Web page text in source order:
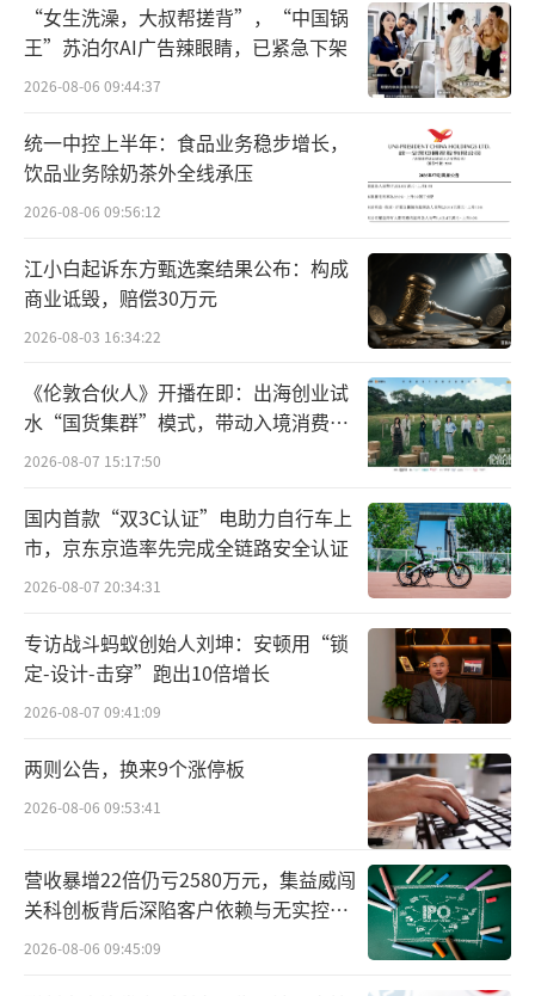
老年人量身打造精准营养配方：添加中式养生
食材，依托高钙高蛋白、0蔗糖的精准营养配
方，并特别添加自研菌株BL-99活性益生菌，满
足银发群体特殊营养需求，成为中老年营养健
康领域的信赖之选。在牧场源头，企业依托全
球水资源压力地图科学选址，推广节水型饲料
种植；在生产环节，打造“零水浪费”智能工
厂，水资源循环利用率高达95%；在数字化管
理层面，构建完整的LCA水足迹评估体系，实现
全链路可视化管控，形成从源头到终端的绿色
闭环。
作为亚洲乳业领军企业，伊利已连续多年
稳居全球乳业五强。伊利欣活低水足迹认证奶
粉的背后，是伊利在水资源管理上的创新实
践，不仅标志着中国乳制品在环保领域的重大
突破，更彰显了伊利构建全产业链低碳体系的
坚定决心。在2050年全产业链碳中和目标的引
“女生洗澡，大叔帮搓背”，“中国锅
王”苏泊尔AI广告辣眼睛，已紧急下架
2026-08-06 09:44:37
统一中控上半年：食品业务稳步增长，
饮品业务除奶茶外全线承压
2026-08-06 09:56:12
江小白起诉东方甄选案结果公布：构成
商业诋毁，赔偿30万元
2026-08-03 16:34:22
《伦敦合伙人》开播在即：出海创业试
水“国货集群”模式，带动入境消费反
向种草
2026-08-07 15:17:50
国内首款“双3C认证”电助力自行车上
市，京东京造率先完成全链路安全认证
2026-08-07 20:34:31
专访战斗蚂蚁创始人刘坤：安顿用“锁
定-设计-击穿”跑出10倍增长
2026-08-07 09:41:09
两则公告，换来9个涨停板
2026-08-06 09:53:41
营收暴增22倍仍亏2580万元，集益威闯
关科创板背后深陷客户依赖与无实控人
困局
2026-08-06 09:45:09